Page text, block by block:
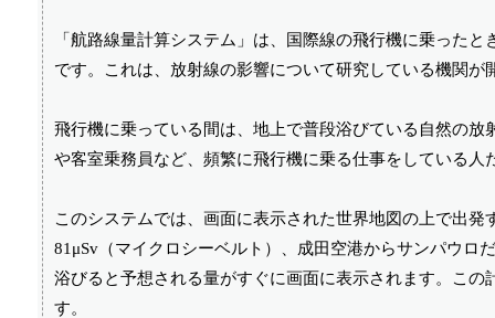
「航路線量計算システム」は、国際線の飛行機に乗った
です。これは、放射線の影響について研究している機関
飛行機に乗っている間は、地上で普段浴びている自然の
や客室乗務員など、頻繁に飛行機に乗る仕事をしている
このシステムでは、画面に表示された世界地図の上で出
81μSv（マイクロシーベルト）、成田空港からサンパウロ
浴びると予想される量がすぐに画面に表示されます。こ
す。